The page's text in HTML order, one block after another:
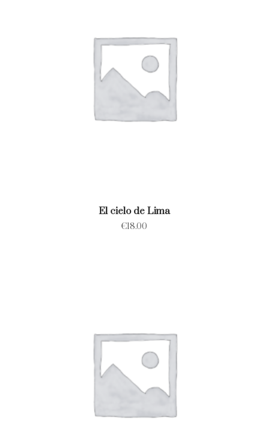
El cielo de Lima
€18.00